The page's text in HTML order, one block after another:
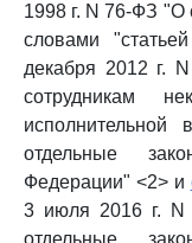
1998 г. N 76-ФЗ "О
словами
декабря 2012 г.
сотрудникам
отдельные
Федерации" <2> и
3 июля 2016 г. N
отдельные